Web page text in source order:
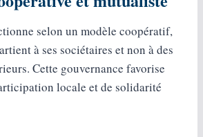
selon un modèle coopératif,
à ses sociétaires et non à des
Cette gouvernance favorise
locale et de solidarité